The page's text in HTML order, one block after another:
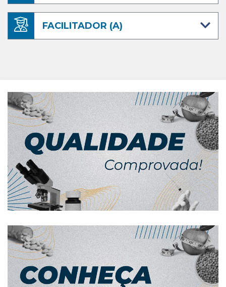
FACILITADOR (A)